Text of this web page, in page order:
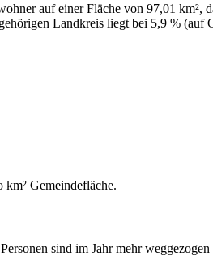
auf einer Fläche von 97,01 km²,
Landkreis liegt bei 5,9 % (auf
Gemeindefläche.
sind im Jahr mehr